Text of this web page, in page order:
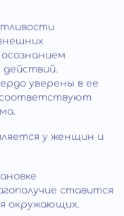
действий.
уверены в ее
соответствуют
у женщин и
ставится
окружающих.